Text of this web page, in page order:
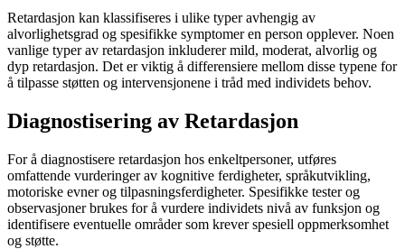
Retardasjon kan klassifiseres i ulike typer avhengig av
alvorlighetsgrad og spesifikke symptomer en person opplever. Noen
vanlige typer av retardasjon inkluderer mild, moderat, alvorlig og
dyp retardasjon. Det er viktig å differensiere mellom disse typene for
å tilpasse støtten og intervensjonene i tråd med individets behov.
Diagnostisering av Retardasjon
For å diagnostisere retardasjon hos enkeltpersoner, utføres
omfattende vurderinger av kognitive ferdigheter, språkutvikling,
motoriske evner og tilpasningsferdigheter. Spesifikke tester og
observasjoner brukes for å vurdere individets nivå av funksjon og
identifisere eventuelle områder som krever spesiell oppmerksomhet
og støtte.